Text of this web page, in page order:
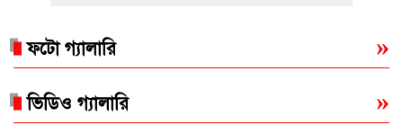
ফটো গ্যালারি
ভিডিও গ্যালারি